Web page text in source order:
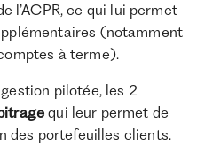
l’ACPR, ce qui lui permet
(notamment
à terme).
pilotée, les 2
qui leur permet de
des portefeuilles clients.